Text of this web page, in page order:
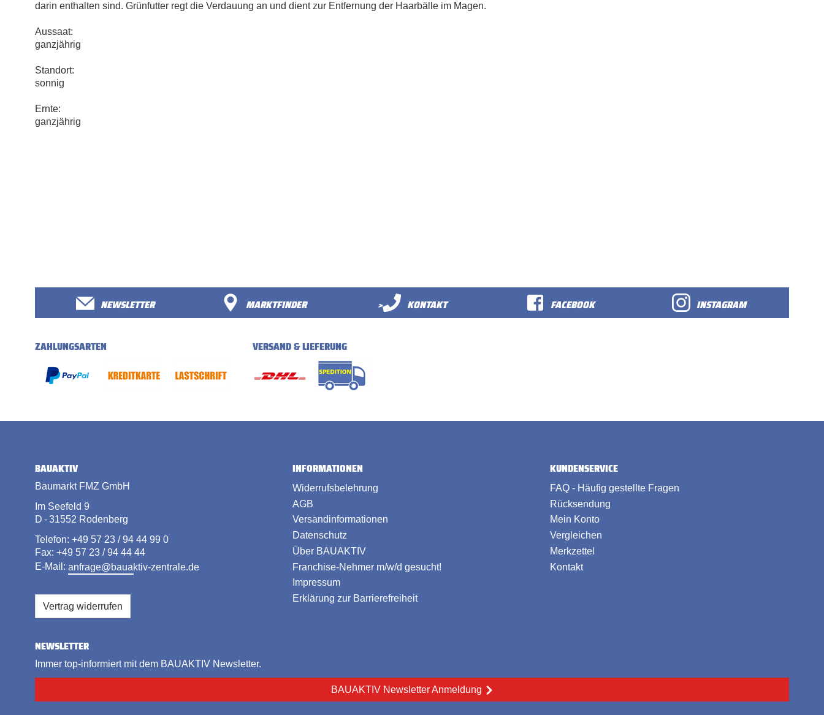
darin enthalten sind. Grünfutter regt die Verdauung an und dient zur Entfernung der Haarbälle im Magen.
Aussaat:
ganzjährig
Standort:
sonnig
Ernte:
ganzjährig
NEWSLETTER MARKTFINDER > KONTAKT FACEBOOK INSTAGRAM
ZAHLUNGSARTEN VERSAND & LIEFERUNG
BAUAKTIV
Baumarkt FMZ GmbH
Im Seefeld 9
D - 31552 Rodenberg
Telefon: +49 57 23 / 94 44 99 0
Fax: +49 57 23 / 94 44 44
E-Mail: anfrage@bauaktiv-zentrale.de
Vertrag widerrufen
INFORMATIONEN
Widerrufsbelehrung
AGB
Versandinformationen
Datenschutz
Über BAUAKTIV
Franchise-Nehmer m/w/d gesucht!
Impressum
Erklärung zur Barrierefreiheit
KUNDENSERVICE
FAQ - Häufig gestellte Fragen
Rücksendung
Mein Konto
Vergleichen
Merkzettel
Kontakt
NEWSLETTER
Immer top-informiert mit dem BAUAKTIV Newsletter.
BAUAKTIV Newsletter Anmeldung